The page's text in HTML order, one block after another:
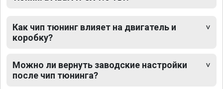
Как чип тюнинг влияет на двигатель и
коробку?
Можно ли вернуть заводские настройки
после чип тюнинга?